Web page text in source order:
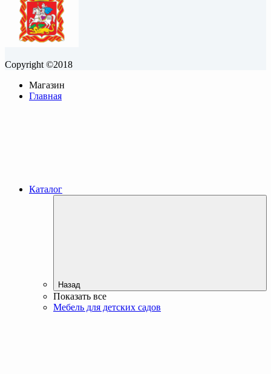
Copyright ©2018
Магазин
Главная
Каталог
Назад
Показать все
Мебель для детских садов